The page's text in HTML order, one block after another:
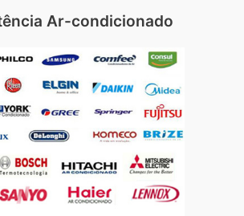
Ar-condicionado